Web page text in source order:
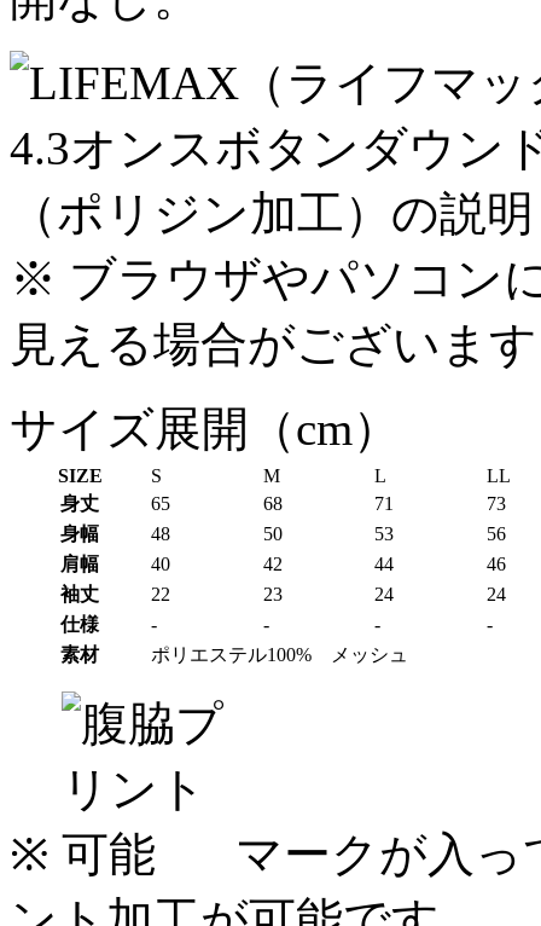
※ ブラウザやパソコン
見える場合がございま
サイズ展開（cm）
SIZE S M L
LL
身丈
65 68 71
73
身幅
48 50 53
56
肩幅
40 42 44
46
袖丈
22 23 24
24
仕様
- - -
-
素材
ポリエステル100% メッシュ
※
マークが入